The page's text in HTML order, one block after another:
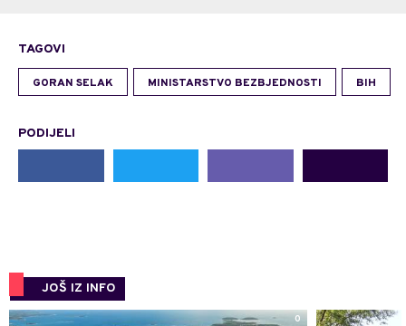
TAGOVI
GORAN SELAK MINISTARSTVO BEZBJEDNOSTI BIH
PODIJELI
JOŠ IZ INFO
0